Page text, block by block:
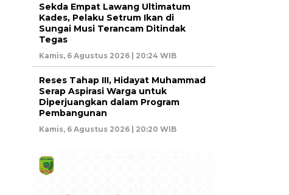
Sekda Empat Lawang Ultimatum
Kades, Pelaku Setrum Ikan di
Sungai Musi Terancam Ditindak
Tegas
Kamis, 6 Agustus 2026 | 20:24 WIB
Reses Tahap III, Hidayat Muhammad
Serap Aspirasi Warga untuk
Diperjuangkan dalam Program
Pembangunan
Kamis, 6 Agustus 2026 | 20:20 WIB